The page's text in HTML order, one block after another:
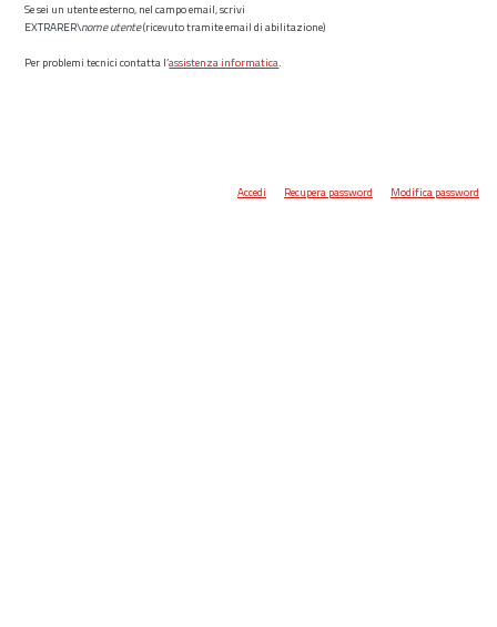
Se sei un utente esterno, nel campo email, scrivi
EXTRARER\nome utente(ricevuto tramite email di abilitazione)
Per problemi tecnici contatta l’assistenza informatica.
Accedi Recupera password Modifica password